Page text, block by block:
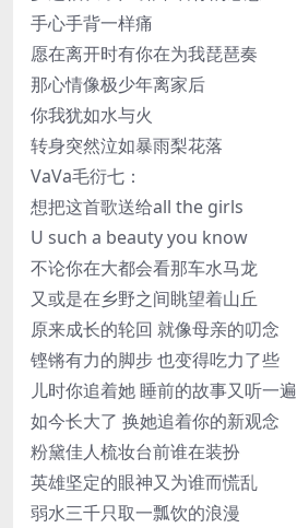
手心手背一样痛
愿在离开时有你在为我琵琶奏
那心情像极少年离家后
你我犹如水与火
转身突然泣如暴雨梨花落
VaVa毛衍七：
想把这首歌送给all the girls
U such a beauty you know
不论你在大都会看那车水马龙
又或是在乡野之间眺望着山丘
原来成长的轮回 就像母亲的叨念
铿锵有力的脚步 也变得吃力了些
儿时你追着她 睡前的故事又听一遍
如今长大了 换她追着你的新观念
粉黛佳人梳妆台前谁在装扮
英雄坚定的眼神又为谁而慌乱
弱水三千只取一瓢饮的浪漫